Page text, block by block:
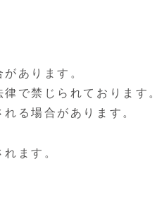
あります。
で禁じられております。
る場合があります。
ます。